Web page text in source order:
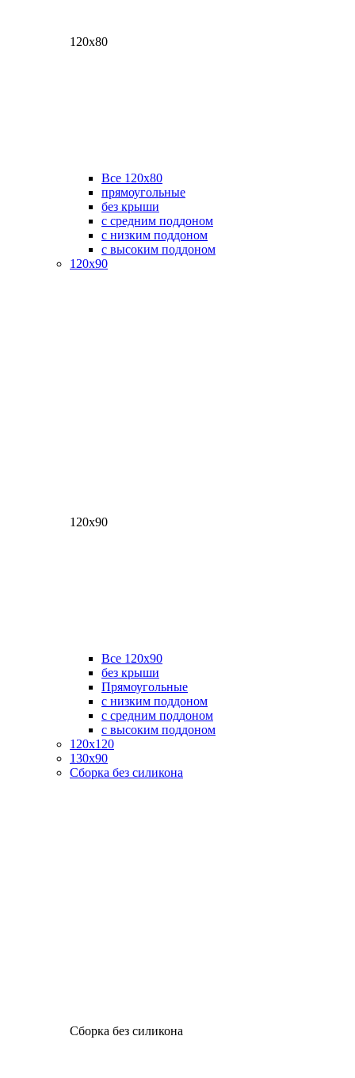
120х80
Все 120х80
прямоугольные
без крыши
с средним поддоном
с низким поддоном
с высоким поддоном
120х90
120х90
Все 120х90
без крыши
Прямоугольные
с низким поддоном
с средним поддоном
с высоким поддоном
120х120
130х90
Сборка без силикона
Сборка без силикона